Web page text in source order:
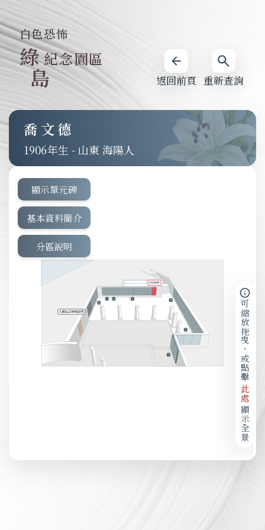
重新查詢
返回前頁
白色恐怖
綠
島
紀念園區
喬文德
1906 - 山東 海陽人
顯示單元碑
基本資料簡介
分區說明
可縮放拖曳，或點擊
此處
顯示全景